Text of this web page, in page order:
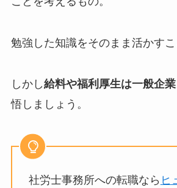
勉強した知識をそのまま活かすこ
しかし給料や福利厚生は一般企
悟しましょう。
社労士事務所への転職なら ヒ